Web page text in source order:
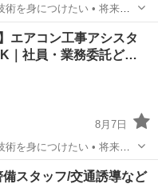
術を身につけたい • 将来独
業務委託
エアコン工事アシスタ
｜社員・業務委託ど…
8月7日
術を身につけたい • 将来独
業務委託
スタッフ/交通誘導など